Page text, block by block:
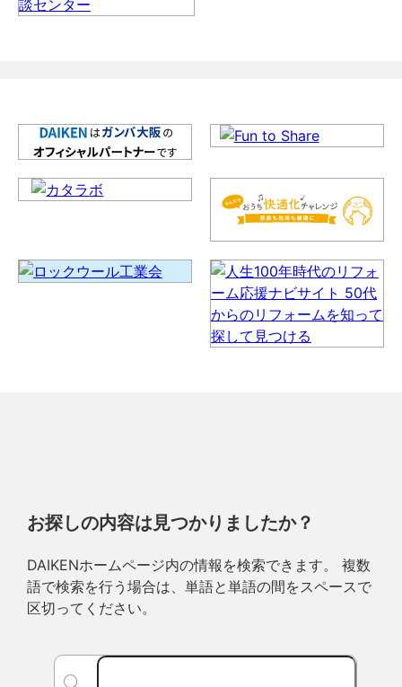
お探しの内容は見つかりましたか？
DAIKENホームページ内の情報を検索できます。 複数
語で検索を行う場合は、単語と単語の間をスペースで
区切ってください。